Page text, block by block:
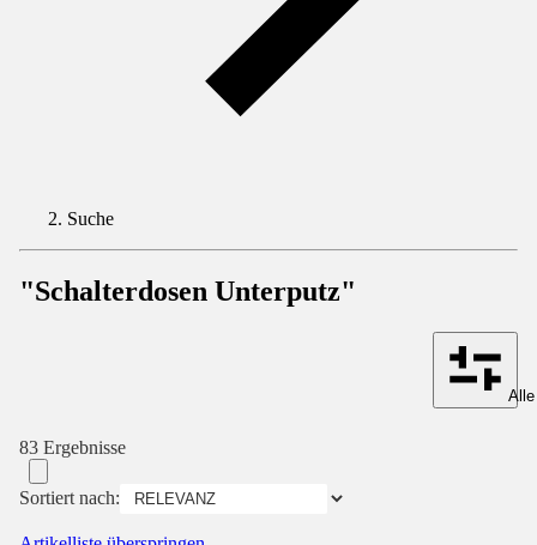
Suche
"Schalterdosen Unterputz"
83 Ergebnisse
Sortiert nach: